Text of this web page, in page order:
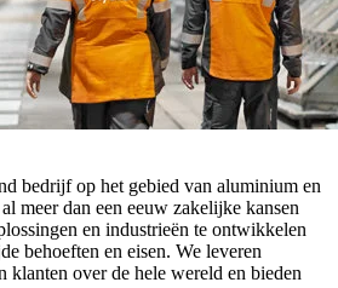
bedrijf op het gebied van aluminium en
meer dan een eeuw zakelijke kansen
en industrieën te ontwikkelen
behoeften en eisen. We leveren
klanten over de hele wereld en bieden